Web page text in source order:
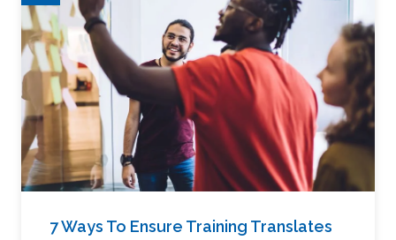
7 Ways To Ensure Training Translates